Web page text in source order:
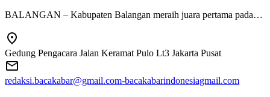
BALANGAN – Kabupaten Balangan meraih juara pertama pada…
Gedung Pengacara Jalan Keramat Pulo Lt3 Jakarta Pusat
redaksi.bacakabar@gmail.com-bacakabarindonesiagmail.com